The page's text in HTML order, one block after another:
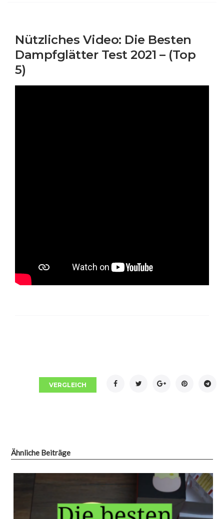
Nützliches Video: Die Besten
Dampfglätter Test 2021 – (Top
5)
VERGLEICH FacebookTwitterGoogle+Pinterest
Ähnliche Beiträge